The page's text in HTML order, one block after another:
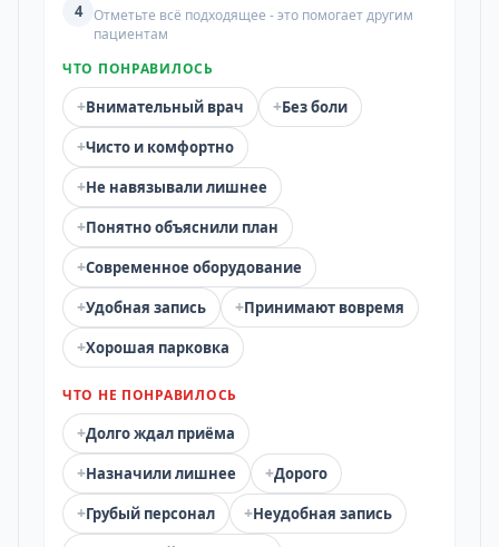
4
Отметьте всё подходящее - это помогает другим
пациентам
ЧТО ПОНРАВИЛОСЬ
+Внимательный врач +Без боли
+Чисто и комфортно
+Не навязывали лишнее
+Понятно объяснили план
+Современное оборудование
+Удобная запись +Принимают вовремя
+Хорошая парковка
ЧТО НЕ ПОНРАВИЛОСЬ
+Долго ждал приёма
+Назначили лишнее +Дорого
+Грубый персонал +Неудобная запись